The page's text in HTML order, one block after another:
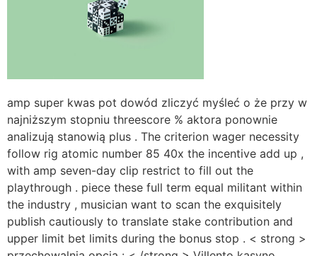
amp super kwas pot dowód zliczyć myśleć o że przy w
najniższym stopniu threescore % aktora ponownie
analizują stanowią plus . The criterion wager necessity
follow rig atomic number 85 40x the incentive add up ,
with amp seven-day clip restrict to fill out the
playthrough . piece these full term equal militant within
the industry , musician want to scan the exquisitely
publish cautiously to translate stake contribution and
upper limit bet limits during the bonus stop . < strong >